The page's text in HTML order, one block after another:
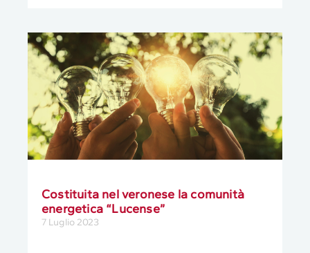
Costituita nel veronese la comunità
energetica “Lucense”
7 Luglio 2023